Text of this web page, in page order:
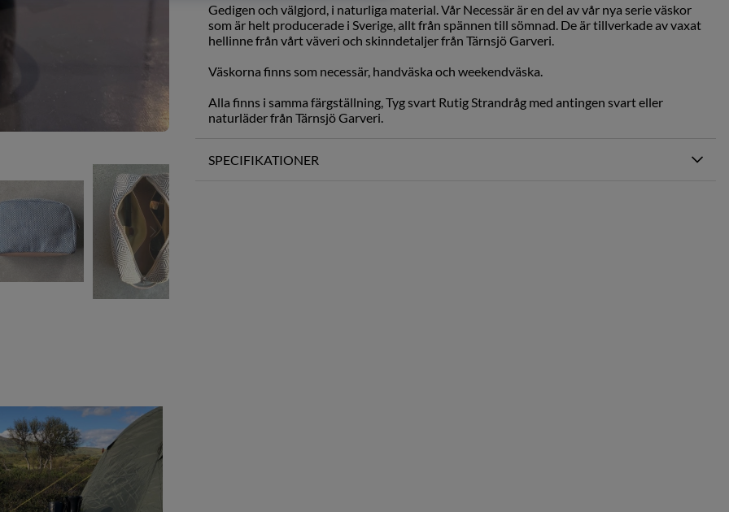
Gedigen och välgjord, i naturliga material. Vår Necessär är en del av vår nya serie väskor
som är helt producerade i Sverige, allt från spännen till sömnad. De är tillverkade av vaxat
hellinne från vårt väveri och skinndetaljer från Tärnsjö Garveri.
Väskorna finns som necessär, handväska och weekendväska.
Alla finns i samma färgställning, Tyg svart Rutig Strandråg med antingen svart eller
naturläder från Tärnsjö Garveri.
SPECIFIKATIONER